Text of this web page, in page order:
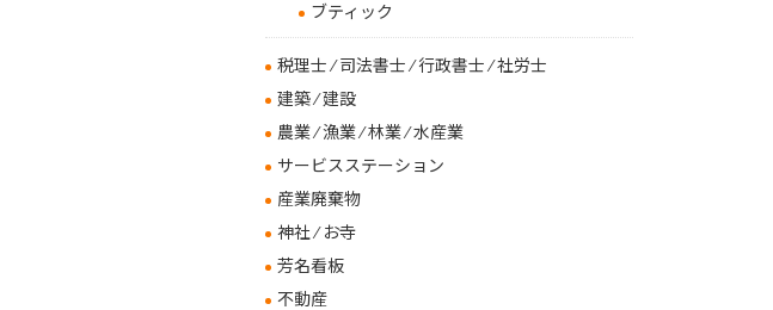
ブティック
税理士 ⁄ 司法書士 ⁄ 行政書士 ⁄ 社労士
建築 ⁄ 建設
農業 ⁄ 漁業 ⁄ 林業 ⁄ 水産業
サービスステーション
産業廃棄物
神社 ⁄ お寺
芳名看板
不動産